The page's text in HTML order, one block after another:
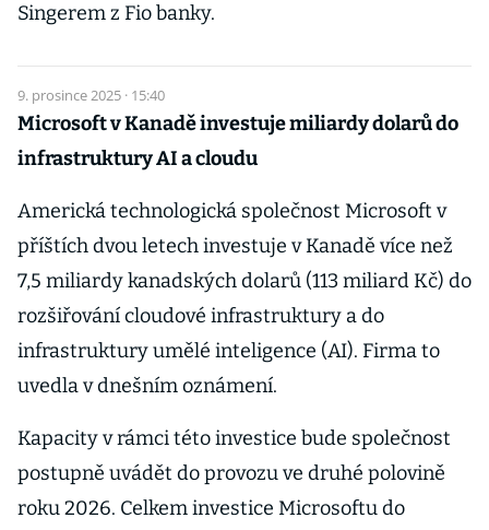
Singerem z Fio banky.
9. prosince 2025 · 15:40
Microsoft v Kanadě investuje miliardy dolarů do
infrastruktury AI a cloudu
Americká technologická společnost Microsoft v
příštích dvou letech investuje v Kanadě více než
7,5 miliardy kanadských dolarů (113 miliard Kč) do
rozšiřování cloudové infrastruktury a do
infrastruktury umělé inteligence (AI). Firma to
uvedla v dnešním oznámení.
Kapacity v rámci této investice bude společnost
postupně uvádět do provozu ve druhé polovině
roku 2026. Celkem investice Microsoftu do